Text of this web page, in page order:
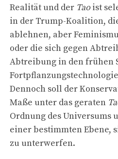
Realität und der Taoist
in der Trump-Koalition,
ablehnen, aber
oder die sich gegen
Abtreibung in den frühen
Dennoch soll der
Maße unter das geraten
Ordnung des Universums
einer bestimmten Ebene,
zu unterwerfen.